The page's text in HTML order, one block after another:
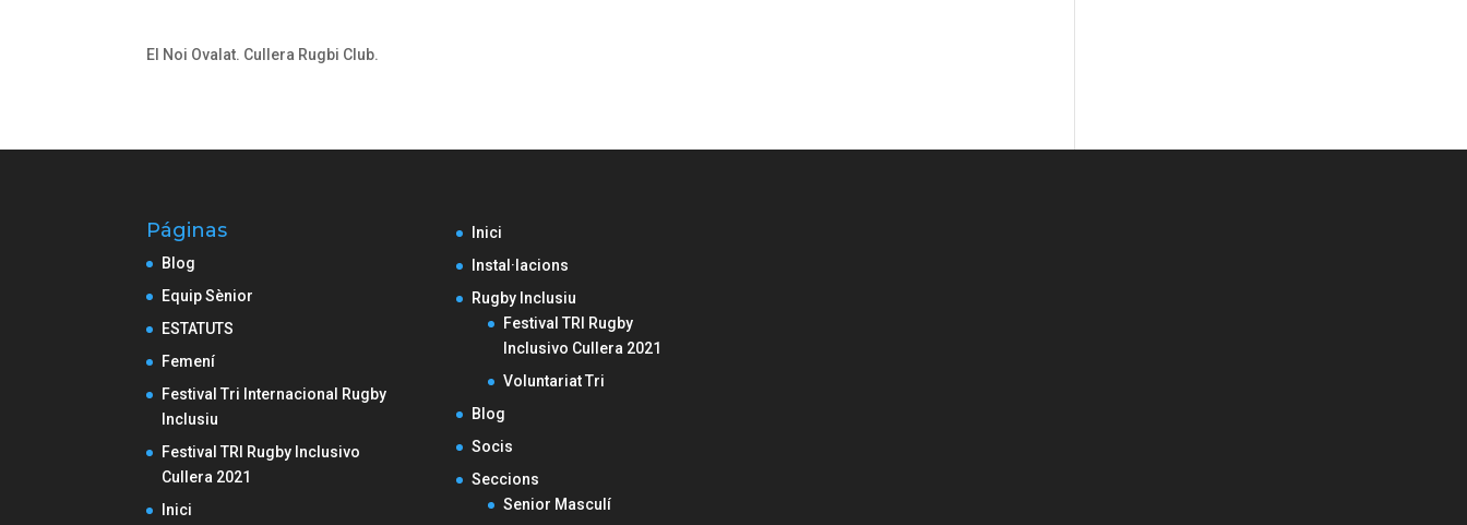
El Noi Ovalat. Cullera Rugbi Club.
Páginas
Blog
Equip Sènior
ESTATUTS
Femení
Festival Tri Internacional Rugby
Inclusiu
Festival TRI Rugby Inclusivo
Cullera 2021
Inici
Inici
Instal·lacions
Rugby Inclusiu
Festival TRI Rugby
Inclusivo Cullera 2021
Voluntariat Tri
Blog
Socis
Seccions
Senior Masculí